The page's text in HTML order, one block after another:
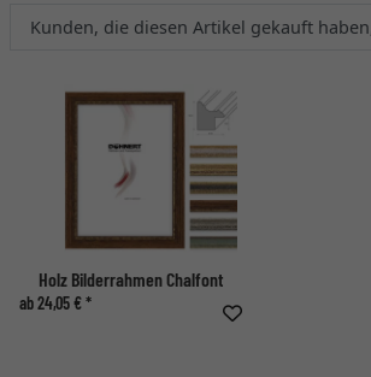
Kunden, die diesen Artikel gekauft
Holz Bilderrahmen Chalfont
ab 24,05 € *